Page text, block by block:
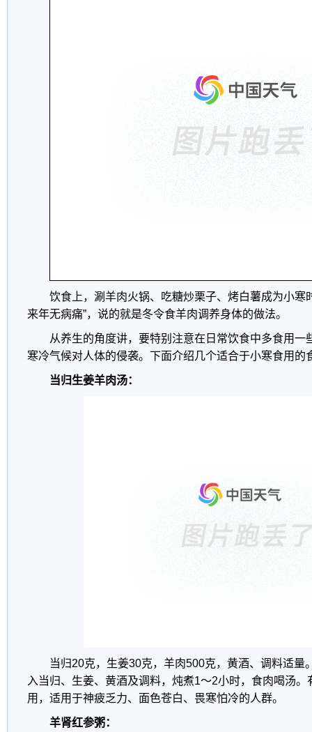
饮食上，涮羊肉火锅、吃糖炒栗子、烤白薯成为小寒
来年无病痛”，说的就是冬令食羊肉调养身体的做法。
从养生的角度讲，要特别注意在日常饮食中多食用一
寒冷气候对人体的侵袭。下面介绍几个适合于小寒食用的
当归生姜羊肉汤：
当归20克，生姜30克，羊肉500克，黄酒、调料适量
入当归、生姜、黄酒及调料，炖煮1～2小时，食肉喝汤
用，适用于神疲乏力、面色苍白、畏寒怕冷的人群。
羊肾红参粥：